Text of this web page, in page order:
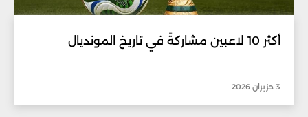
أكثر 10 لاعبين مشاركةً في تاريخ المونديال
3 حزيران 2026